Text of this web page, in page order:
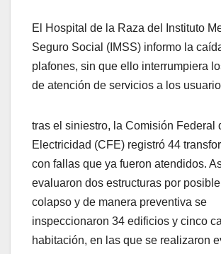
El Hospital de la Raza del Instituto
Seguro Social (IMSS) informo la
plafones, sin que ello interrumpiera
de atención de servicios a los
tras el siniestro, la Comisión Federal
Electricidad (CFE) registró 44
con fallas que ya fueron atendidos.
evaluaron dos estructuras por
colapso y de manera preventiva se
inspeccionaron 34 edificios y cinco
habitación, en las que se realizaron